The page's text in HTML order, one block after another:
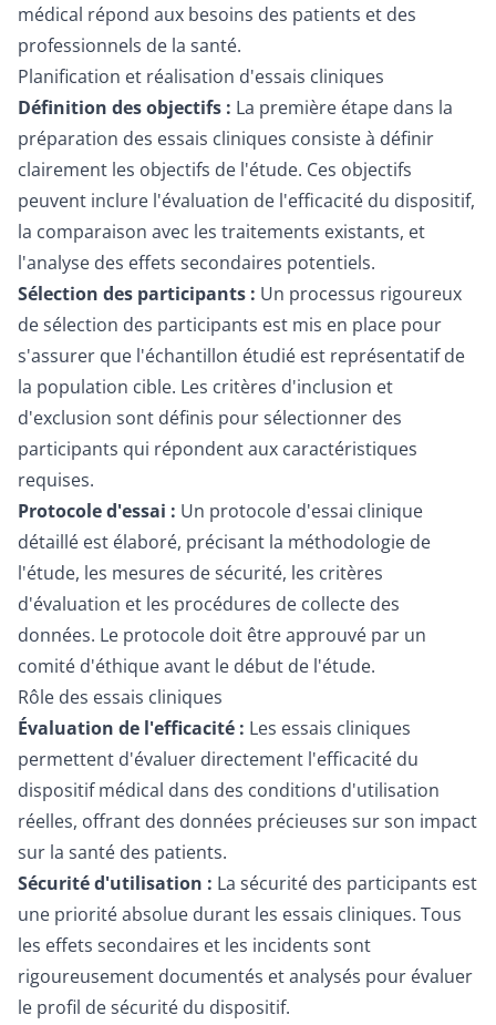
médical répond aux besoins des patients et des
professionnels de la santé.
Planification et réalisation d'essais cliniques
Définition des objectifs : La première étape dans la
préparation des essais cliniques consiste à définir
clairement les objectifs de l'étude. Ces objectifs
peuvent inclure l'évaluation de l'efficacité du dispositif,
la comparaison avec les traitements existants, et
l'analyse des effets secondaires potentiels.
Sélection des participants : Un processus rigoureux
de sélection des participants est mis en place pour
s'assurer que l'échantillon étudié est représentatif de
la population cible. Les critères d'inclusion et
d'exclusion sont définis pour sélectionner des
participants qui répondent aux caractéristiques
requises.
Protocole d'essai : Un protocole d'essai clinique
détaillé est élaboré, précisant la méthodologie de
l'étude, les mesures de sécurité, les critères
d'évaluation et les procédures de collecte des
données. Le protocole doit être approuvé par un
comité d'éthique avant le début de l'étude.
Rôle des essais cliniques
Évaluation de l'efficacité : Les essais cliniques
permettent d'évaluer directement l'efficacité du
dispositif médical dans des conditions d'utilisation
réelles, offrant des données précieuses sur son impact
sur la santé des patients.
Sécurité d'utilisation : La sécurité des participants est
une priorité absolue durant les essais cliniques. Tous
les effets secondaires et les incidents sont
rigoureusement documentés et analysés pour évaluer
le profil de sécurité du dispositif.